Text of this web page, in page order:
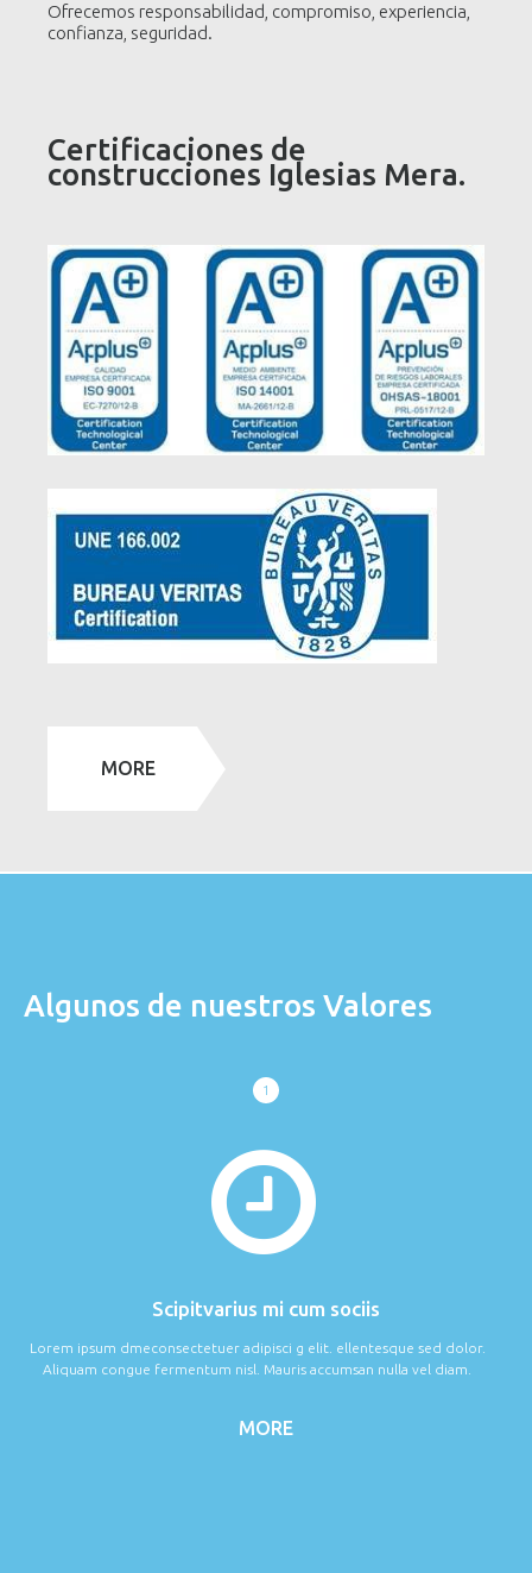
Ofrecemos responsabilidad, compromiso, experiencia,
confianza, seguridad.
Certificaciones de
construcciones Iglesias Mera.
MORE
Algunos de nuestros Valores
1
Scipitvarius mi cum sociis
Lorem ipsum dmeconsectetuer adipisci g elit. ellentesque sed dolor.
Aliquam congue fermentum nisl. Mauris accumsan nulla vel diam.
MORE